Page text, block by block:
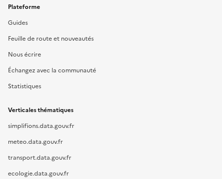
Plateforme
Guides
Feuille de route et nouveautés
Nous écrire
Échangez avec la communauté
Statistiques
Verticales thématiques
simplifions.data.gouv.fr
meteo.data.gouv.fr
transport.data.gouv.fr
ecologie.data.gouv.fr